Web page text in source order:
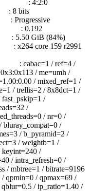
: 4:2:0
bits
: 0.192
GiB (84%)
core 159 r2991
/ ref=4 /
/ me=umh /
/ mixed_ref=1 /
/ trellis=2 / 8x8dct=1 /
fast_pskip=1 /
/
/ nr=0 /
bluray_compat=0 /
/ b_pyramid=2 /
/ weightb=1 /
keyint=240 /
/ intra_refresh=0 /
/ mbtree=1 / bitrate=9196
qpmin=0 / qpmax=69 /
/ ip_ratio=1.40 /